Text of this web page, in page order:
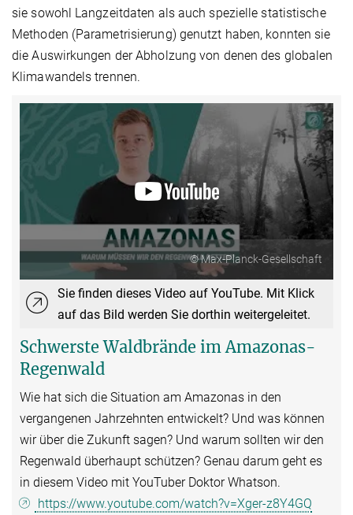
sie sowohl Langzeitdaten als auch spezielle statistische
Methoden (Parametrisierung) genutzt haben, konnten sie
die Auswirkungen der Abholzung von denen des globalen
Klimawandels trennen.
© Max-Planck-Gesellschaft
Sie finden dieses Video auf YouTube. Mit Klick
auf das Bild werden Sie dorthin weitergeleitet.
Schwerste Waldbrände im Amazonas-
Regenwald
Wie hat sich die Situation am Amazonas in den
vergangenen Jahrzehnten entwickelt? Und was können
wir über die Zukunft sagen? Und warum sollten wir den
Regenwald überhaupt schützen? Genau darum geht es
in diesem Video mit YouTuber Doktor Whatson.
https://www.youtube.com/watch?v=Xger-z8Y4GQ